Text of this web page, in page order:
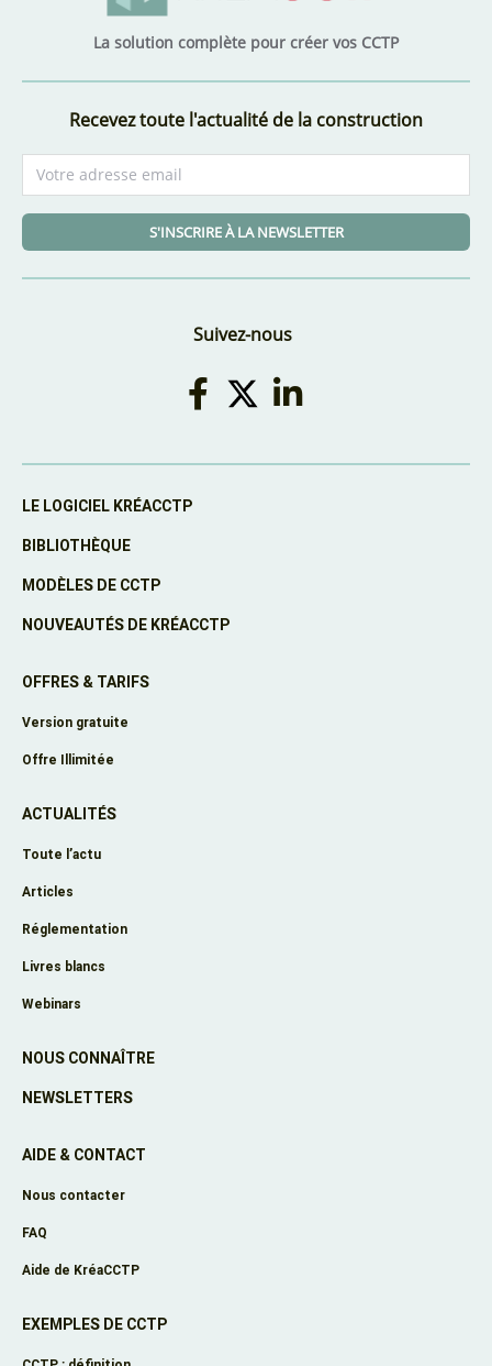
La solution complète pour créer vos CCTP
Recevez toute l'actualité de la construction
S'INSCRIRE À LA NEWSLETTER
Suivez-nous
LE LOGICIEL KRÉACCTP
BIBLIOTHÈQUE
MODÈLES DE CCTP
NOUVEAUTÉS DE KRÉACCTP
OFFRES & TARIFS
Version gratuite
Offre Illimitée
ACTUALITÉS
Toute l’actu
Articles
Réglementation
Livres blancs
Webinars
NOUS CONNAÎTRE
NEWSLETTERS
AIDE & CONTACT
Nous contacter
FAQ
Aide de KréaCCTP
EXEMPLES DE CCTP